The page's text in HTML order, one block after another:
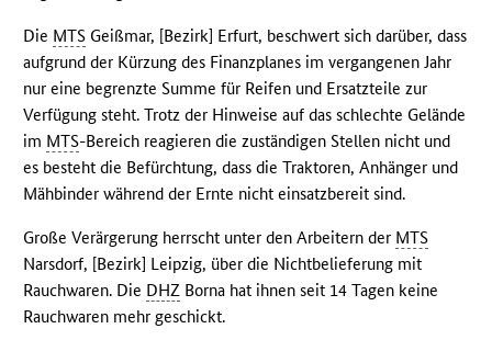
Die MTS Geißmar, [Bezirk] Erfurt, beschwert sich darüber, dass
aufgrund der Kürzung des Finanzplanes im vergangenen Jahr
nur eine begrenzte Summe für Reifen und Ersatzteile zur
Verfügung steht. Trotz der Hinweise auf das schlechte Gelände
im MTS-Bereich reagieren die zuständigen Stellen nicht und
es besteht die Befürchtung, dass die Traktoren, Anhänger und
Mähbinder während der Ernte nicht einsatzbereit sind.
Große Verärgerung herrscht unter den Arbeitern der MTS
Narsdorf, [Bezirk] Leipzig, über die Nichtbelieferung mit
Rauchwaren. Die DHZ Borna hat ihnen seit 14 Tagen keine
Rauchwaren mehr geschickt.